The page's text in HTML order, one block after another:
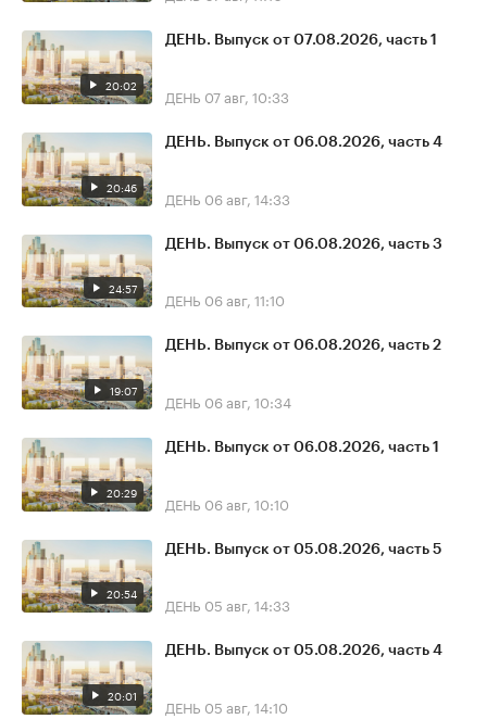
20:02
ДЕНЬ. Выпуск от 07.08.2026, часть 1
ДЕНЬ 07 авг, 10:33
20:46
ДЕНЬ. Выпуск от 06.08.2026, часть 4
ДЕНЬ 06 авг, 14:33
24:57
ДЕНЬ. Выпуск от 06.08.2026, часть 3
ДЕНЬ 06 авг, 11:10
19:07
ДЕНЬ. Выпуск от 06.08.2026, часть 2
ДЕНЬ 06 авг, 10:34
20:29
ДЕНЬ. Выпуск от 06.08.2026, часть 1
ДЕНЬ 06 авг, 10:10
20:54
ДЕНЬ. Выпуск от 05.08.2026, часть 5
ДЕНЬ 05 авг, 14:33
20:01
ДЕНЬ. Выпуск от 05.08.2026, часть 4
ДЕНЬ 05 авг, 14:10